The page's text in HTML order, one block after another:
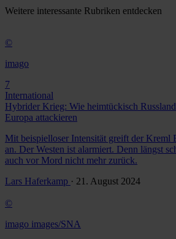
Weitere interessante Rubriken entdecken
©
imago
7
International
Hybrider Krieg: Wie heimtückisch
Europa attackieren
Mit beispielloser Intensität greift der Kreml
an. Der Westen ist alarmiert. Denn längst
auch vor Mord nicht mehr zurück.
Lars Haferkamp · 21. August 2024
©
imago images/SNA